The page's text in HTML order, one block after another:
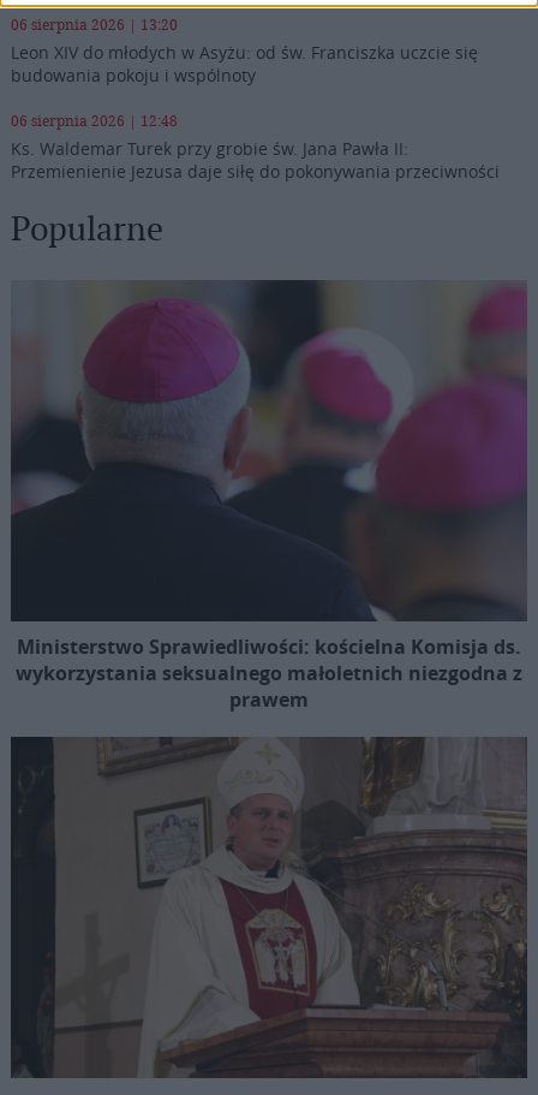
06 sierpnia 2026 | 13:20
Leon XIV do młodych w Asyżu: od św. Franciszka uczcie się
budowania pokoju i wspólnoty
06 sierpnia 2026 | 12:48
Ks. Waldemar Turek przy grobie św. Jana Pawła II:
Przemienienie Jezusa daje siłę do pokonywania przeciwności
Popularne
Ministerstwo Sprawiedliwości: kościelna Komisja ds.
wykorzystania seksualnego małoletnich niezgodna z
prawem